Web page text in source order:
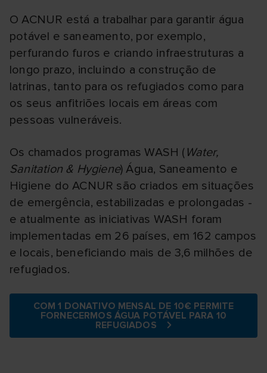
O ACNUR está a trabalhar para garantir água
potável e saneamento, por exemplo,
perfurando furos e criando infraestruturas a
longo prazo, incluindo a construção de
latrinas, tanto para os refugiados como para
os seus anfitriões locais em áreas com
pessoas vulneráveis.
Os chamados programas WASH ( Water,
Sanitation & Hygiene) Água, Saneamento e
Higiene do ACNUR são criados em situações
de emergência, estabilizadas e prolongadas -
e atualmente as iniciativas WASH foram
implementadas em 26 países, em 162 campos
e locais, beneficiando mais de 3,6 milhões de
refugiados.
COM 1 DONATIVO MENSAL DE 10€ PERMITE
FORNECERMOS ÁGUA POTÁVEL PARA 10
REFUGIADOS